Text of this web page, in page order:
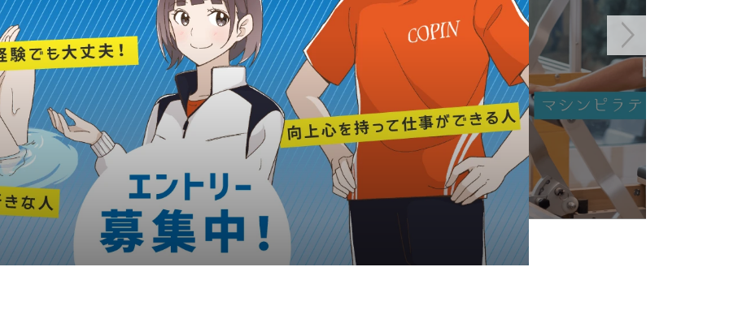
ス]が2025年11月1日(土)よりオープン！ピラティスマシンを使用した女性専用スタジオで
アルバイト求人